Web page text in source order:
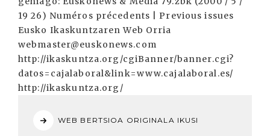
19 26) Numéros précedents | Previous issues
Eusko Ikaskuntzaren Web Orria
webmaster@euskonews.com
http://ikaskuntza.org/cgiBanner/banner.cgi?
datos=cajalaboral&link=www.cajalaboral.es/
http://ikaskuntza.org/
WEB BERTSIOA ORIGINALA IKUSI